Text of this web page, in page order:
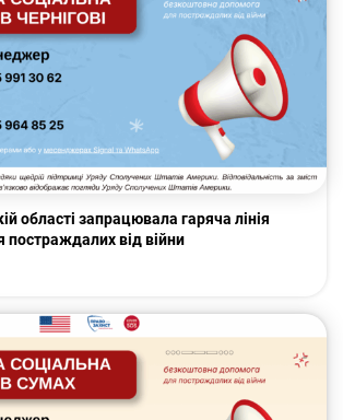
області запрацювала гаряча лінія
постраждалих від війни